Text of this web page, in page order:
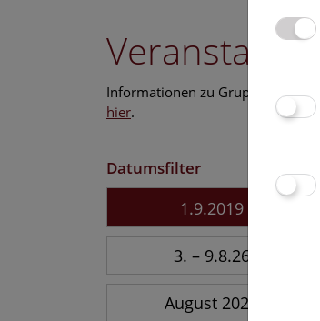
Informationen zu Gruppen,-
hier.
Datumsfilter
1.9.2019
3. – 9.8.26
August 2026